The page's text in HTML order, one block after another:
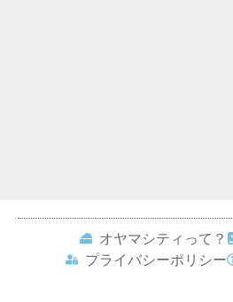
オヤマシティって？
プライバシーポリシー